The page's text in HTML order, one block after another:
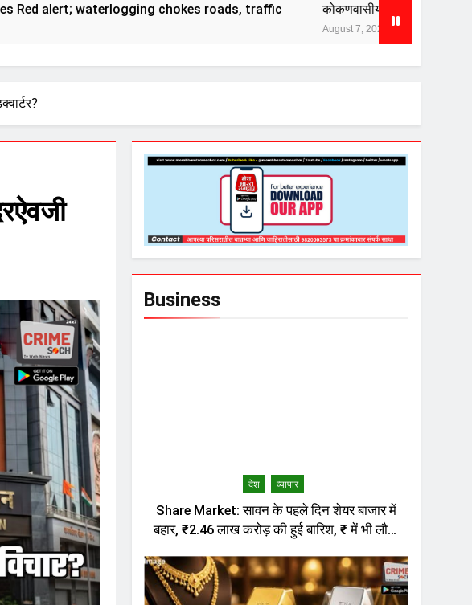
chokes roads, traffic कोकणवासीयांना राज्य सरकारकडून खुशखबर! गौरी-
Business
देश व्यापार
Share Market: सावन के पहले दिन शेयर बाजार में
बहार, ₹2.46 लाख करोड़ की हुई बारिश, ₹ में भी लौटी